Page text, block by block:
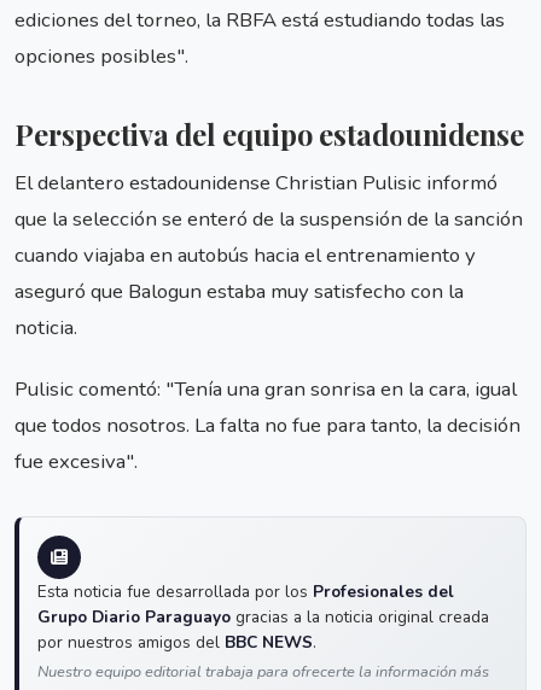
ediciones del torneo, la RBFA está estudiando todas las
opciones posibles".
Perspectiva del equipo estadounidense
El delantero estadounidense Christian Pulisic informó
que la selección se enteró de la suspensión de la sanción
cuando viajaba en autobús hacia el entrenamiento y
aseguró que Balogun estaba muy satisfecho con la
noticia.
Pulisic comentó: "Tenía una gran sonrisa en la cara, igual
que todos nosotros. La falta no fue para tanto, la decisión
fue excesiva".
Esta noticia fue desarrollada por los Profesionales del
Grupo Diario Paraguayo gracias a la noticia original creada
por nuestros amigos del BBC NEWS.
Nuestro equipo editorial trabaja para ofrecerte la información más